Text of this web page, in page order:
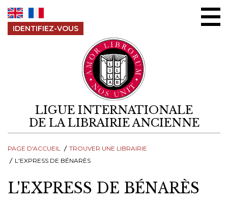
IDENTIFIEZ-VOUS
LIGUE INTERNATIONALE
DE LA LIBRAIRIE ANCIENNE
PAGE D'ACCUEIL
TROUVER UNE LIBRAIRIE
L'EXPRESS DE BÉNARÈS
L'EXPRESS DE BÉNARÈS